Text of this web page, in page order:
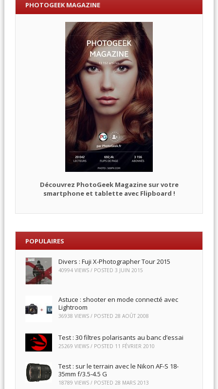
PHOTOGEEK MAGAZINE
Découvrez PhotoGeek Magazine sur votre
smartphone et tablette avec Flipboard !
POPULAIRES
Divers : Fuji X-Photographer Tour 2015
40994 VIEWS / POSTED 3 JUIN 2015
Astuce : shooter en mode connecté avec
Lightroom
36938 VIEWS / POSTED 28 AOÛT 2008
Test : 30 filtres polarisants au banc d’essai
25269 VIEWS / POSTED 11 FÉVRIER 2010
Test : sur le terrain avec le Nikon AF-S 18-
35mm f/3.5-4.5 G
18789 VIEWS / POSTED 28 MARS 2013